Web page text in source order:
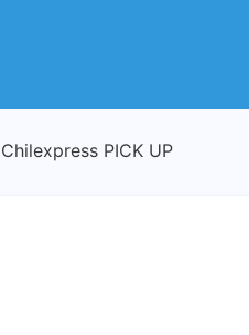
PICK UP